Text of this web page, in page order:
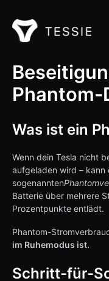
Phantom-
Was ist ein
Wenn dein Tesla nicht
aufgeladen wird – kann
sogenannten
Batterie über mehrere
Prozentpunkte entlädt.
Phantom-
im Ruhemodus ist.
Schritt-für-